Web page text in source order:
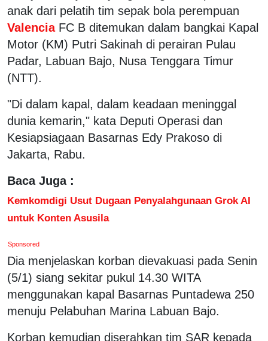
anak dari pelatih tim sepak bola perempuan
Valencia FC B ditemukan dalam bangkai Kapal
Motor (KM) Putri Sakinah di perairan Pulau
Padar, Labuan Bajo, Nusa Tenggara Timur
(NTT).
"Di dalam kapal, dalam keadaan meninggal
dunia kemarin," kata Deputi Operasi dan
Kesiapsiagaan Basarnas Edy Prakoso di
Jakarta, Rabu.
Baca Juga :
Kemkomdigi Usut Dugaan Penyalahgunaan Grok AI
untuk Konten Asusila
Sponsored
Dia menjelaskan korban dievakuasi pada Senin
(5/1) siang sekitar pukul 14.30 WITA
menggunakan kapal Basarnas Puntadewa 250
menuju Pelabuhan Marina Labuan Bajo.
Korban kemudian diserahkan tim SAR kepada